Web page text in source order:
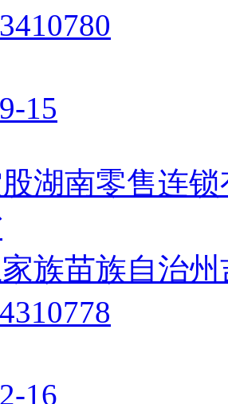
15
湖南零售连
族苗族自治
16